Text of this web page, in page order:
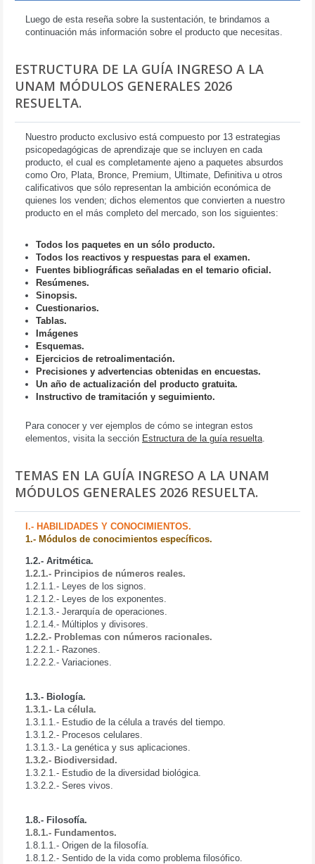
Luego de esta reseña sobre la sustentación, te brindamos a
continuación más información sobre el producto que necesitas.
ESTRUCTURA DE LA GUÍA INGRESO A LA
UNAM MÓDULOS GENERALES 2026
RESUELTA.
Nuestro producto exclusivo está compuesto por 13 estrategias
psicopedagógicas de aprendizaje que se incluyen en cada
producto, el cual es completamente ajeno a paquetes absurdos
como Oro, Plata, Bronce, Premium, Ultimate, Definitiva u otros
calificativos que sólo representan la ambición económica de
quienes los venden; dichos elementos que convierten a nuestro
producto en el más completo del mercado, son los siguientes:
Todos los paquetes en un sólo producto.
Todos los reactivos y respuestas para el examen.
Fuentes bibliográficas señaladas en el temario oficial.
Resúmenes.
Sinopsis.
Cuestionarios.
Tablas.
Imágenes
Esquemas.
Ejercicios de retroalimentación.
Precisiones y advertencias obtenidas en encuestas.
Un año de actualización del producto gratuita.
Instructivo de tramitación y seguimiento.
Para conocer y ver ejemplos de cómo se integran estos
elementos, visita la sección Estructura de la guía resuelta
TEMAS EN LA GUÍA INGRESO A LA UNAM
MÓDULOS GENERALES 2026 RESUELTA.
I.- HABILIDADES Y CONOCIMIENTOS.
1.- Módulos de conocimientos específicos.
1.2.- Aritmética.
1.2.1.- Principios de números reales.
1.2.1.1.- Leyes de los signos.
1.2.1.2.- Leyes de los exponentes.
1.2.1.3.- Jerarquía de operaciones.
1.2.1.4.- Múltiplos y divisores.
1.2.2.- Problemas con números racionales.
1.2.2.1.- Razones.
1.2.2.2.- Variaciones.
1.3.- Biología.
1.3.1.- La célula.
1.3.1.1.- Estudio de la célula a través del tiempo.
1.3.1.2.- Procesos celulares.
1.3.1.3.- La genética y sus aplicaciones.
1.3.2.- Biodiversidad.
1.3.2.1.- Estudio de la diversidad biológica.
1.3.2.2.- Seres vivos.
1.8.- Filosofía.
1.8.1.- Fundamentos.
1.8.1.1.- Origen de la filosofía.
1.8.1.2.- Sentido de la vida como problema filosófico.